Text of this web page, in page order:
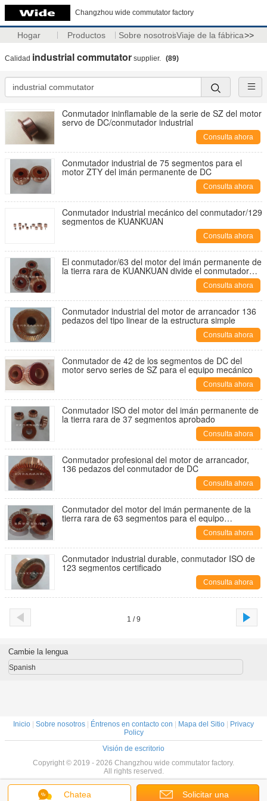
Changzhou wide commutator factory
Hogar Productos Sobre nosotrosViaje de la fábrica>>
Calidad industrial commutator supplier. (89)
Conmutador ininflamable de la serie de SZ del motor
servo de DC/conmutador industrial
Consulta ahora
Conmutador industrial de 75 segmentos para el
motor ZTY del imán permanente de DC
Consulta ahora
Conmutador industrial mecánico del conmutador/129
segmentos de KUANKUAN
Consulta ahora
El conmutador/63 del motor del imán permanente de
la tierra rara de KUANKUAN divide el conmutador
del segmento en segmentos Commutator100,
Consulta ahora
Conmutador industrial del motor de arrancador 136
pedazos del tipo linear de la estructura simple
Consulta ahora
Conmutador de 42 de los segmentos de DC del
motor servo series de SZ para el equipo mecánico
Consulta ahora
Conmutador ISO del motor del imán permanente de
la tierra rara de 37 segmentos aprobado
Consulta ahora
Conmutador profesional del motor de arrancador,
136 pedazos del conmutador de DC
Consulta ahora
Conmutador del motor del imán permanente de la
tierra rara de 63 segmentos para el equipo
Consulta ahora
Conmutador industrial durable, conmutador ISO de
123 segmentos certificado
Consulta ahora
1 / 9
Chatea Solicitar una
Cambie la lengua
Spanish
Inicio Sobre nosotros Éntrenos en contacto con Mapa del Sitio
Privacy
Policy
Visión de escritorio
Copyright © 2019 - 2026 Changzhou wide commutator factory.
All rights reserved.